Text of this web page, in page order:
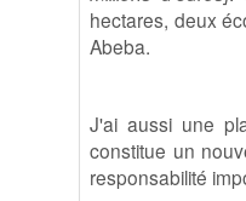
hectares, deux
Abeba.
J'ai aussi une
constitue un
responsabilité